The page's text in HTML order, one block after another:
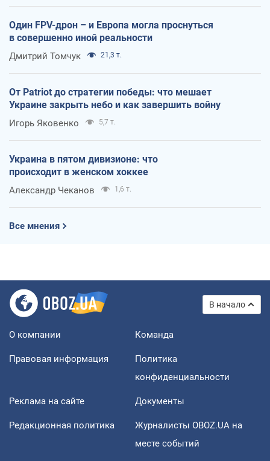
Один FPV-дрон – и Европа могла проснуться
в совершенно иной реальности
Дмитрий Томчук 21,3 т.
От Patriot до стратегии победы: что мешает
Украине закрыть небо и как завершить войну
Игорь Яковенко 5,7 т.
Украина в пятом дивизионе: что
происходит в женском хоккее
Александр Чеканов 1,6 т.
Все мнения
В начало
О компании Команда
Правовая информация
Политика
конфиденциальности
Реклама на сайте Документы
Редакционная политика
Журналисты OBOZ.UA на
месте событий